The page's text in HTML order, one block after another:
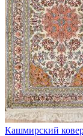
Кашмирский